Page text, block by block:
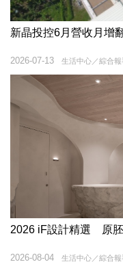
新晶投控6月營收月增
生活中心／綜合報
2026-07-13
2026 iF設計精選 原
生活中心／綜合報
2026-08-04